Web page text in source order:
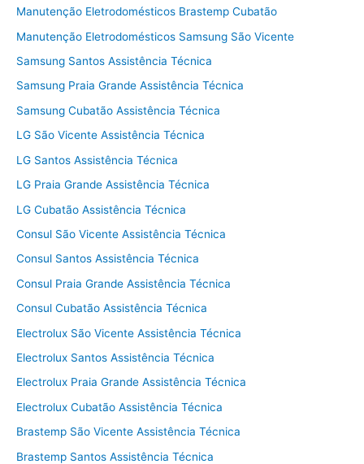
Manutenção Eletrodomésticos Brastemp Cubatão
Manutenção Eletrodomésticos Samsung São Vicente
Samsung Santos Assistência Técnica
Samsung Praia Grande Assistência Técnica
Samsung Cubatão Assistência Técnica
LG São Vicente Assistência Técnica
LG Santos Assistência Técnica
LG Praia Grande Assistência Técnica
LG Cubatão Assistência Técnica
Consul São Vicente Assistência Técnica
Consul Santos Assistência Técnica
Consul Praia Grande Assistência Técnica
Consul Cubatão Assistência Técnica
Electrolux São Vicente Assistência Técnica
Electrolux Santos Assistência Técnica
Electrolux Praia Grande Assistência Técnica
Electrolux Cubatão Assistência Técnica
Brastemp São Vicente Assistência Técnica
Brastemp Santos Assistência Técnica